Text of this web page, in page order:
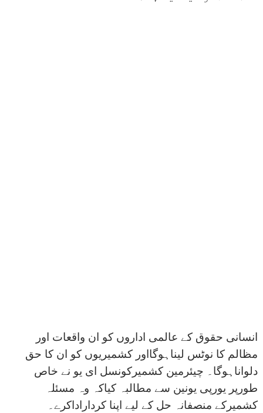
انسانی حقوق کے عالمی اداروں کو ان واقعات اور
مظالم کا نوٹس لیناہوگااور کشمیریوں کو ان کا حق
دلواناہوگا۔ چیئرمین کشمیرکونسل ای یو نے خاص
طورپر یورپی یونین سے مطالبہ کیاکہ وہ مسئلہ
کشمیرکے منصفانہ حل کے لیے اپنا کرداراداکرے۔